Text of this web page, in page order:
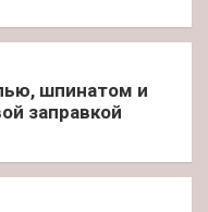
шпинатом и
заправкой